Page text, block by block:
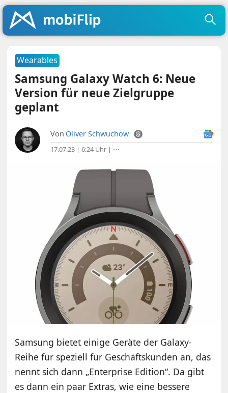
Wearables
Samsung Galaxy Watch 6: Neue
Version für neue Zielgruppe
geplant
Von Oliver Schwuchow
17.07.23 | 6:24 Uhr | ⋯
Samsung bietet einige Geräte der Galaxy-
Reihe für speziell für Geschäftskunden an, das
nennt sich dann „Enterprise Edition“. Da gibt
es dann ein paar Extras, wie eine bessere